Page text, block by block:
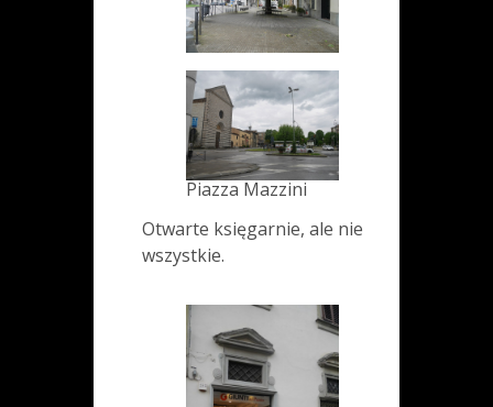
Piazza Mazzini
Otwarte księgarnie, ale nie
wszystkie.